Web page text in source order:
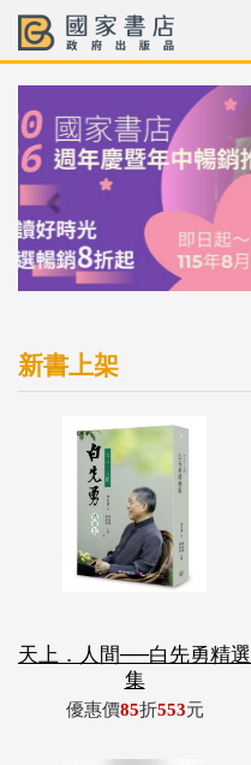
新書上架
天上．人間──白先勇精選
集
優惠價85折553元